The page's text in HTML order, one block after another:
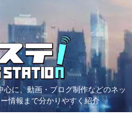
に、動画・ブログ制作などのネッ
情報まで分かりやすく紹介